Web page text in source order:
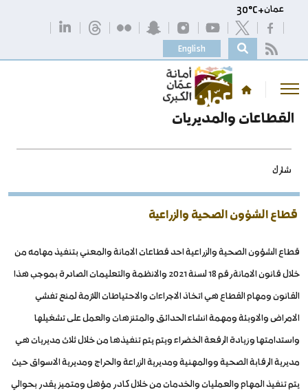
عمان+
30°C
English
القطاعات والمديريات
شارك
قطاع الشؤون الصحية والزراعية
قطاع الشؤون الصحية والزراعية احد قطاعات الامانة والمعني بتنفيذ مهامه من
خلال قانون الامانة رقم 18 لسنة 2021 والانظمة والتعليمات الصادرة بموجب هذا
القانون ومهام القطاع هي اتخاذ الاجراءات والاحتياطات اللازمة لمنع تفشي
الامراض والاوبئة ومهمة انشاء الحدائق والمتنزهات والعمل على تشغيلها
واستدامتها وزيادة الرقعة الخضراء ويتم يتم تنفيذها من خلال ثلاث مديريات هي
مديرية الرقابة الصحية ووالمهنية ومديرية الزراعة والحراج ومديرية الاسواق حيث
يتم تنفيذ المهام والعمليات والخدمات من خلال كادر مؤهل ومتميز يقدر بحوالي